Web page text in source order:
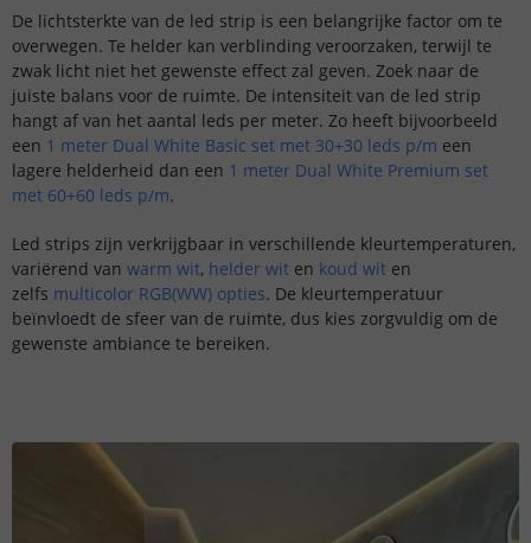
De lichtsterkte van de led strip is een belangrijke factor om te
overwegen. Te helder kan verblinding veroorzaken, terwijl te
zwak licht niet het gewenste effect zal geven. Zoek naar de
juiste balans voor de ruimte. De intensiteit van de led strip
hangt af van het aantal leds per meter. Zo heeft bijvoorbeeld
een 1 meter Dual White Basic set met 30+30 leds p/m een
lagere helderheid dan een 1 meter Dual White Premium set
met 60+60 leds p/m.
Led strips zijn verkrijgbaar in verschillende kleurtemperaturen,
variërend van warm wit, helder wit en koud wit en
zelfs multicolor RGB(WW) opties. De kleurtemperatuur
beïnvloedt de sfeer van de ruimte, dus kies zorgvuldig om de
gewenste ambiance te bereiken.